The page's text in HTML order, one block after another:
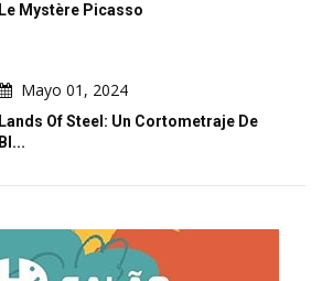
Le Mystère Picasso
Mayo 01, 2024
Lands Of Steel: Un Cortometraje De
Bl...